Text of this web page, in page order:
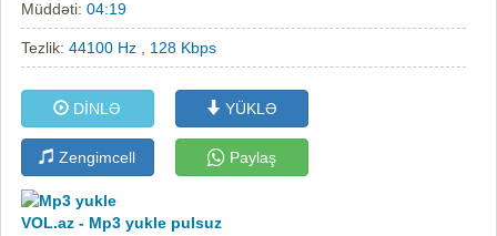
Müddəti: 04:19
Tezlik: 44100 Hz , 128 Kbps
DİNLƏ YÜKLƏ
Zengimcell Paylaş
VOL.az - Mp3 yukle pulsuz